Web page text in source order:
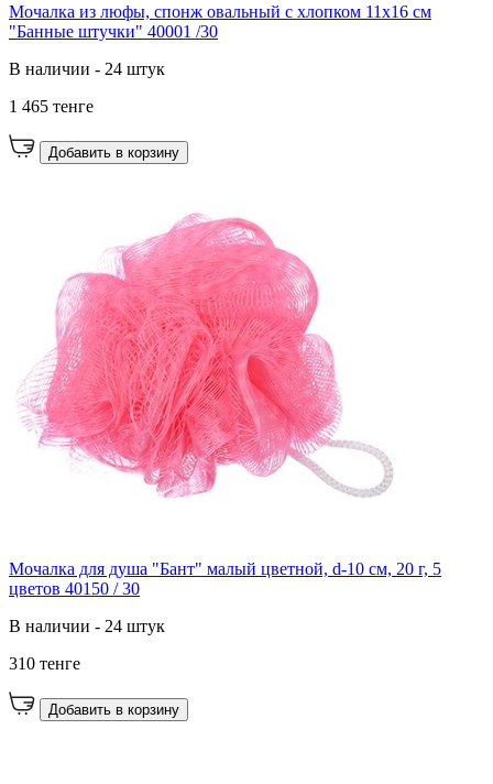
Мочалка из люфы, спонж овальный с хлопком 11х16 см
"Банные штучки" 40001 /30
В наличии - 24 штук
1 465 тенге
Добавить в корзину
Мочалка для душа "Бант" малый цветной, d-10 см, 20 г, 5
цветов 40150 / 30
В наличии - 24 штук
310 тенге
Добавить в корзину